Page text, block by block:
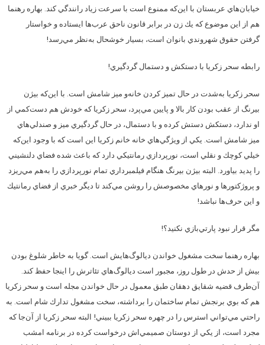
خيابان‌هاي عربستان با اين‌كه ممنوع است با سرعت زياد رانندگي كند. بهاره رهنما
هم از اين موضوع كه يك زن در برابر قانون ناحق عرب‌ها ايستاده و خواستار
گرفتن حقوق شهروندي بانوان است، بسيار خوشحال به‌نظر مي‌رسد!
رابطه سحر زكريا با دستكش و دستمال گردگيري!
سحر زكريا به‌شدت در حال تميز كردن خانه‌و ميز شامش است. با اين‌كه بيژن
بيرنگ از عقب بودن كار بالا و پايين مي‌پرد، سحر زكريا كه خودش هم دست‌كمي از
او ندارد، دستكش دستش كرده و با دستمال، در حال گردگيري ميز و صندلي‌هاي
ميز شامش است. يكي از ويژگي‌هاي خانه خانم زكريا اين است كه با وجود اين‌كه
خيلي كوچك و نقلي است، نورپردازي رمانتيكي دارد كه باعث شده فضاي دلنشيني
را پديد بياورد. البته بيژن بيرنگ هنگام فيلمبرداري تمام نورپردازي را به‌هم مي‌ريزد
و پروژكتورها و نورهاي مخصوصش را روشن مي‌كند تا ديگر خبري از فضاي رمانتيك
و اين حرف‌ها نباشد!
مگر قرار نبود پارتي‌بازي نكنيد؟!
بهاره رهنما سخت مشغول خواندن ديالوگ‌هايش است. گويا به خاطر شلوغ بودن
بيش از حدش در طول روز، مجبور است ديالوگ‌هاي تئاترش را اينجا حفظ كند.
آن‌طرف قضيه شقايق دهقان طبق معمول در حال خواندن مجله است و سحر زكريا
هم كه بوي برنجش تمام ساختمان را برداشته، سخت مشغول تدارك شام است. به
راحتي مي‌تواني استرس را در چهره سحر زكريا ببيني! البته سحر زكريا از آن‌جا كه
مجرد است، از يكي از دوستان صميمي‌اش درخواست كرده در برنامه امشب